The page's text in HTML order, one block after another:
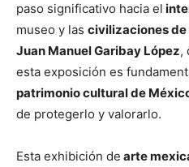
paso significativo hacia el
museo y las civilizaciones de
Juan Manuel Garibay López,
esta exposición es
patrimonio cultural de
de protegerlo y valorarlo.
Esta exhibición de arte